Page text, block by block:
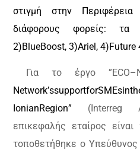
στιγμή στην
διάφορους φορείς: τα
2)BlueBoost, 3)Ariel , 4)Future
Για το έργο ”ECO–
Network’ssupportforSMEsin
IonianRegion” (Interreg
επικεφαλής εταίρος
τοποθετήθηκε ο Υπεύθυνος